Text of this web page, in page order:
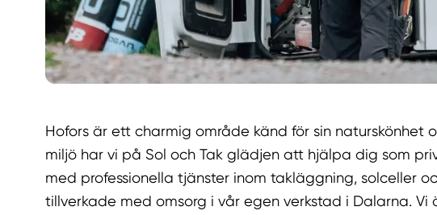
Hofors är ett charmig område känd för sin naturskönhet
miljö har vi på Sol och Tak glädjen att hjälpa dig som
med professionella tjänster inom takläggning, solceller
tillverkade med omsorg i vår egen verkstad i Dalarna. Vi